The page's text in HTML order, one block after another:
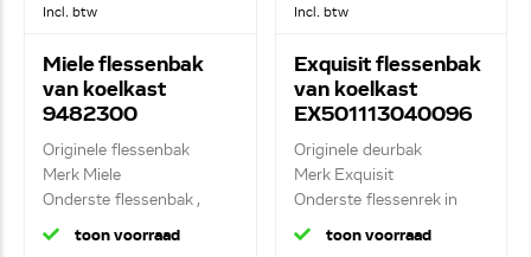
Incl. btw
Miele flessenbak
van koelkast
9482300
Originele flessenbak
Merk Miele
Onderste flessenbak ,
incl...
toon voorraad
Incl. btw
Exquisit flessenbak
van koelkast
EX501113040096
Originele deurbak
Merk Exquisit
Onderste flessenrek in
deu...
toon voorraad